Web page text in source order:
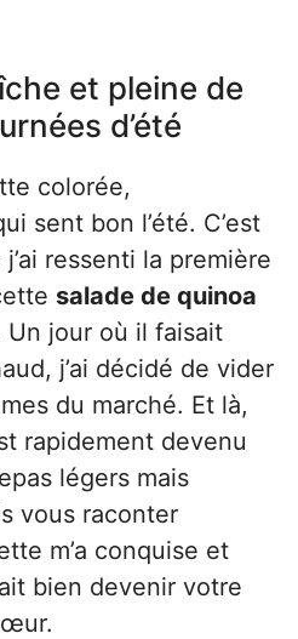
et pleine de
d’été
colorée,
sent bon l’été. C’est
ressenti la première
salade de quinoa
Un jour où il faisait
j’ai décidé de vider
du marché. Et là,
rapidement devenu
légers mais
vous raconter
m’a conquise et
bien devenir votre